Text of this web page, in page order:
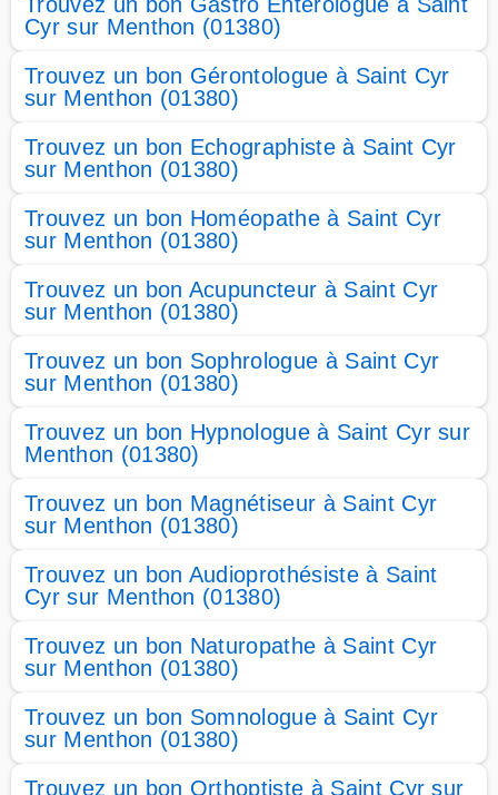
Cyr sur Menthon (01380)
Trouvez un bon Gérontologue à Saint Cyr
sur Menthon (01380)
Trouvez un bon Echographiste à Saint Cyr
sur Menthon (01380)
Trouvez un bon Homéopathe à Saint Cyr
sur Menthon (01380)
Trouvez un bon Acupuncteur à Saint Cyr
sur Menthon (01380)
Trouvez un bon Sophrologue à Saint Cyr
sur Menthon (01380)
Trouvez un bon Hypnologue à Saint Cyr sur
Menthon (01380)
Trouvez un bon Magnétiseur à Saint Cyr
sur Menthon (01380)
Trouvez un bon Audioprothésiste à Saint
Cyr sur Menthon (01380)
Trouvez un bon Naturopathe à Saint Cyr
sur Menthon (01380)
Trouvez un bon Somnologue à Saint Cyr
sur Menthon (01380)
Trouvez un bon Orthoptiste à Saint Cyr sur